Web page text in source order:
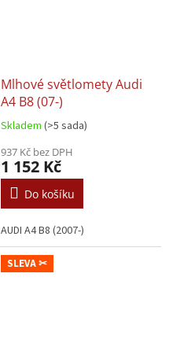
Mlhové světlomety Audi
A4 B8 (07-)
Skladem (>5 sada)
937 Kč bez DPH
1 152 Kč
Do košíku
AUDI A4 B8 (2007-)
SLEVA ✂